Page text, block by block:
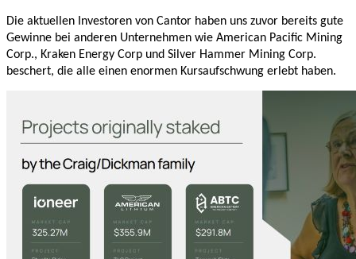
Die aktuellen Investoren von Cantor haben uns zuvor bereits gute
Gewinne bei anderen Unternehmen wie American Pacific Mining
Corp., Kraken Energy Corp und Silver Hammer Mining Corp.
beschert, die alle einen enormen Kursaufschwung erlebt haben.